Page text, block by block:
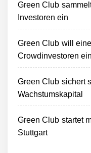
Green Club
Investoren ein
Green Club will
Crowdinvestoren
Green Club sichert
Wachstumskapital
Green Club startet
Stuttgart